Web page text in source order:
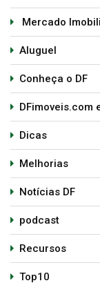
Mercado
Aluguel
Conheça o DF
DFimoveis.com
Dicas
Melhorias
Notícias DF
podcast
Recursos
Top10